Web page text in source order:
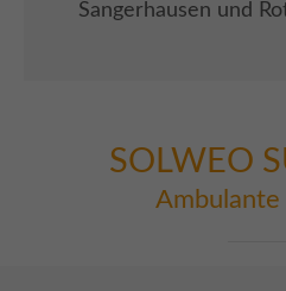
Sangerhausen und
SOLWEO